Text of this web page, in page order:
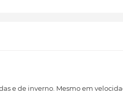
e de inverno. Mesmo em